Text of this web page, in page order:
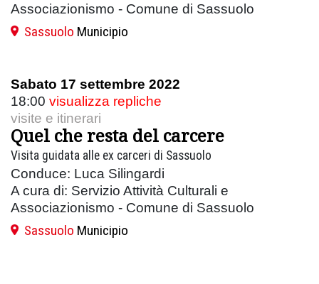
Associazionismo - Comune di Sassuolo
Sassuolo Municipio
Sabato 17 settembre 2022
18:00 visualizza repliche
visite e itinerari
Quel che resta del carcere
Visita guidata alle ex carceri di Sassuolo
Conduce: Luca Silingardi
A cura di: Servizio Attività Culturali e
Associazionismo - Comune di Sassuolo
Sassuolo Municipio